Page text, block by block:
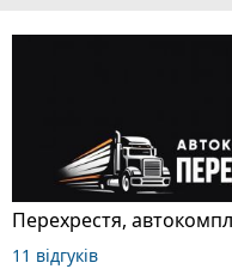
Перехрестя,
11 відгуків